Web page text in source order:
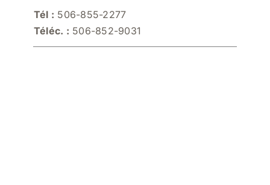
Tél : 506-855-2277
Téléc. : 506-852-9031